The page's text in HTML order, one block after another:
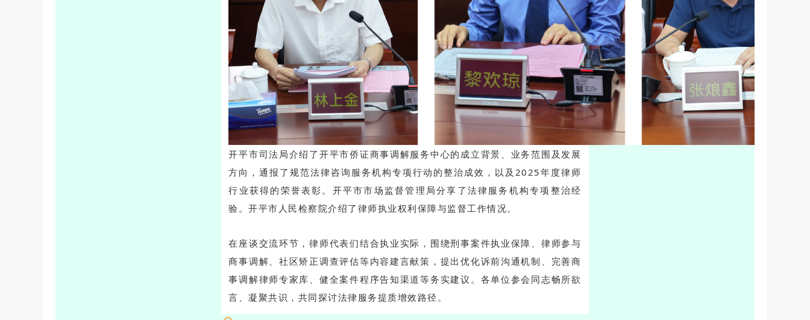
开平市司法局介绍了开平市侨证商事调解服务中心的成立背景、业务范围及发展
方向，通报了规范法律咨询服务机构专项行动的整治成效，以及2025年度律师
行业获得的荣誉表彰。开平市市场监督管理局分享了法律服务机构专项整治经
验。开平市人 民检察院介绍了律师执业权利保障与监督工作情况。
在座谈交流环节，律师代表们结合执业实际，围绕刑事案件执业保障、律师参与
商事调解、社区矫正调查评估等内容建言献策，提出优化诉前沟通机制、完善商
事调解律师专家库、健全案件程序告知渠道等务实建议。各单位参会同志畅所欲
言、凝聚共识，共同探讨法律服务提质增效路径。